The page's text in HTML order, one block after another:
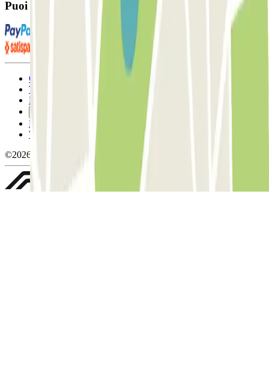
Puoi utilizzare questi metodi di pagamento:
Condizioni contrattuali e di utilizzo
Termini di cancellazione
Politica sui cookies
Politica sulla privacy
Whistleblowing
©2026 Parclick. Tutti i diritti riservati